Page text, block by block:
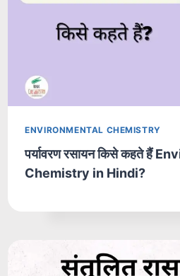
ENVIRONMENTAL CHEMISTRY
पर्यावरण रसायन किसे कहते हैं
Chemistry in Hindi?